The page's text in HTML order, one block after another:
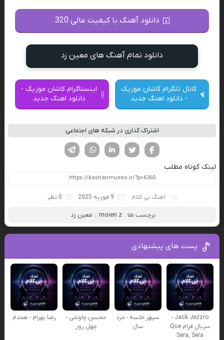
دانلود آهنگ با کیفیت عالی 320
دانلود تمام آهنگ های معین زد
کانال تلگرام کاشان موزیک
- دانلود اهنگ جدید
اینستاگرام کاشان موزیک -
دانلود اهنگ جدید
اشتراک گذاری در شبکه های اجتماعی
لینکدین تویتر
فیسوک
لینک کوتاه مطلب
اهنگ بی کلام 9 فوریه 2025 0 نظر
برچسب ها : moien z ، معین زد
پست های پیشنهادی
Jack Jezzro -
سریال فرام Que
Sera, Sera
سپهر خلسه - مرد
سال
محسن چاوشی -
چهل روز
رضا بهرام - همدم